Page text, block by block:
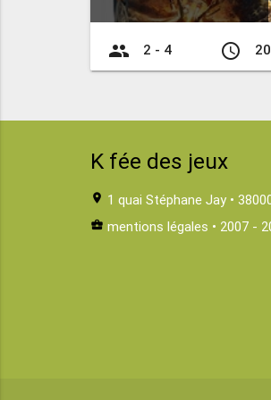
group 2 - 4 access_time 20
K fée des jeux
location_on 1 quai Stéphane Jay •
business_center mentions légales • 2007 -